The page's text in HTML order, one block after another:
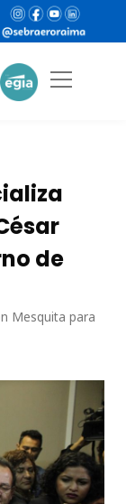
de
Mesquita para